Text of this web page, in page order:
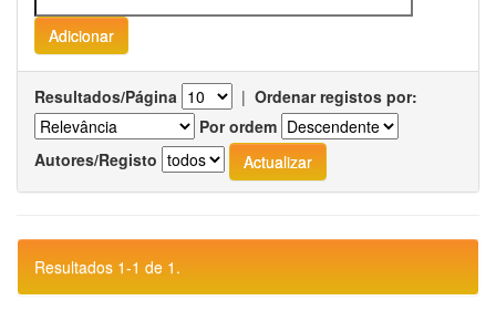
Resultados/Página | Ordenar registos por:
Por ordem
Autores/Registo
Resultados 1-1 de 1.